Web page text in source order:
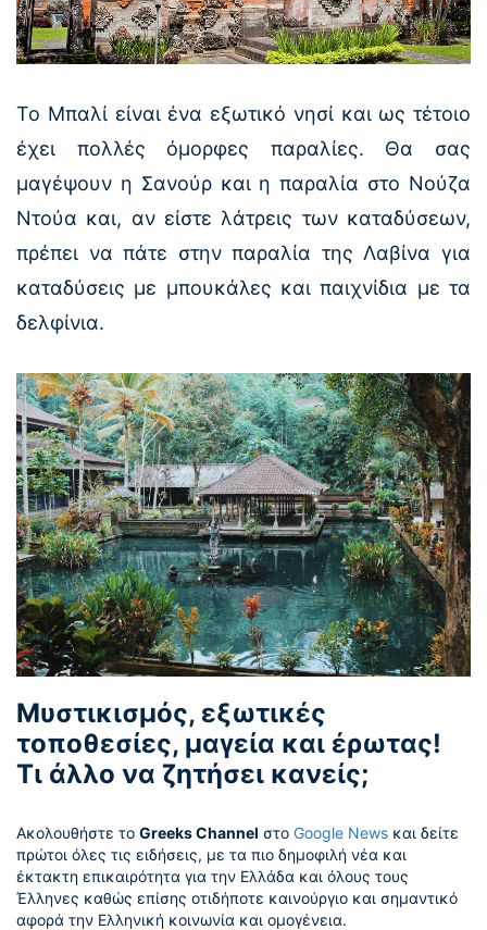
Το Μπαλί είναι ένα εξωτικό νησί και ως τέτοιο
έχει πολλές όμορφες παραλίες. Θα σας
μαγέψουν η Σανούρ και η παραλία στο Νούζα
Ντούα και, αν είστε λάτρεις των καταδύσεων,
πρέπει να πάτε στην παραλία της Λαβίνα για
καταδύσεις με μπουκάλες και παιχνίδια με τα
δελφίνια.
Μυστικισμός, εξωτικές
τοποθεσίες, μαγεία και έρωτας!
Τι άλλο να ζητήσει κανείς;
Ακολουθήστε το Greeks Channel στο Google News και δείτε
πρώτοι όλες τις ειδήσεις, με τα πιο δημοφιλή νέα και
έκτακτη επικαιρότητα για την Ελλάδα και όλους τους
Έλληνες καθώς επίσης οτιδήποτε καινούργιο και σημαντικό
αφορά την Ελληνική κοινωνία και ομογένεια.